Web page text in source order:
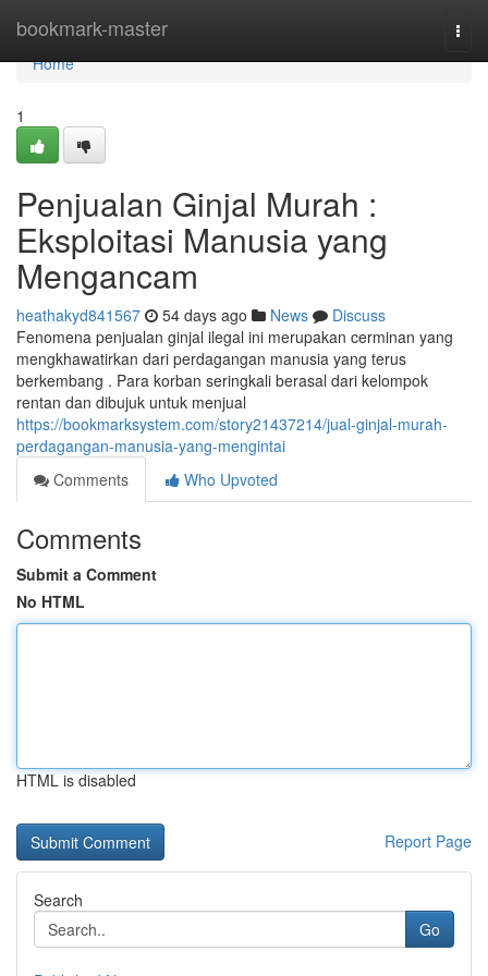
bookmark-master
Home
Home
1
Penjualan Ginjal Murah :
Eksploitasi Manusia yang
Mengancam
heathakyd841567 54 days ago News
Discuss
Fenomena penjualan ginjal ilegal ini merupakan cerminan yang
mengkhawatirkan dari perdagangan manusia yang terus
berkembang . Para korban seringkali berasal dari kelompok
rentan dan dibujuk untuk menjual
https://bookmarksystem.com/story21437214/jual-ginjal-murah-
perdagangan-manusia-yang-mengintai
Comments
Who Upvoted
Comments
Submit a Comment
No HTML
HTML is disabled
Report Page
Search
Go